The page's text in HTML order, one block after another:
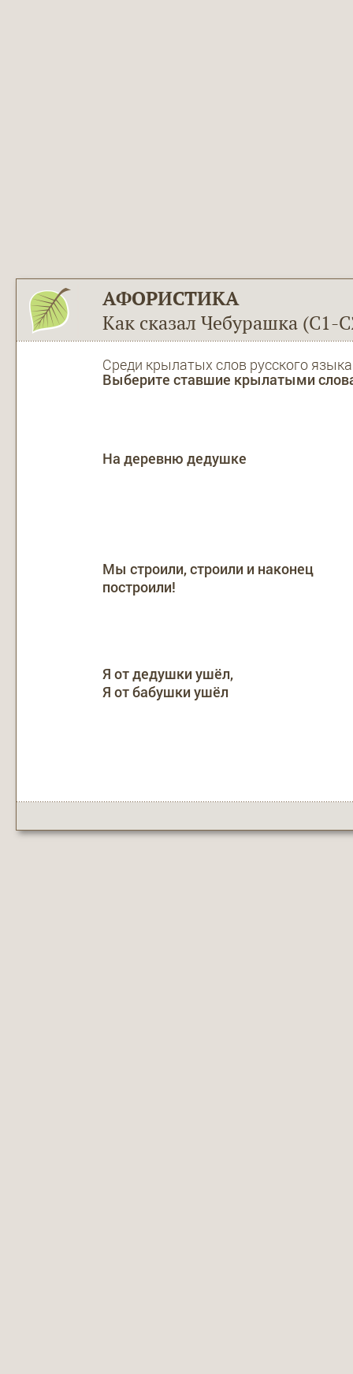
АФОРИСТИКА
Как сказал Чебурашка (С1-
Среди крылатых слов русского
Выберите ставшие крылатыми
Мы строили, строили и наконец
построили!
Я от дедушки ушёл,
Я от бабушки ушёл
На деревню дедушке